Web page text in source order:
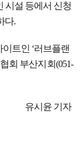
시설 등에서 신청
다.
이트인 ‘러브플랜
회 부산지회(051-
유시윤 기자